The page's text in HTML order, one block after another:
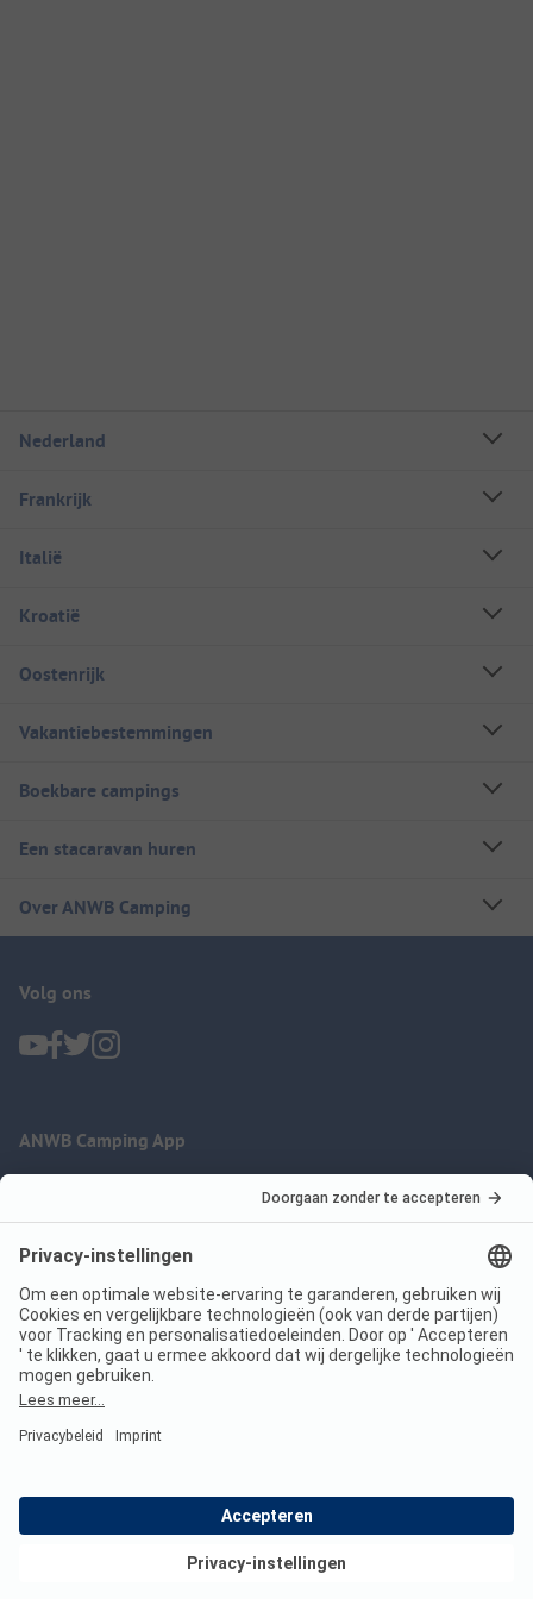
Nederland
Frankrijk
Italië
Kroatië
Oostenrijk
Vakantiebestemmingen
Boekbare campings
Een stacaravan huren
Over ANWB Camping
Volg ons
ANWB Camping App
Imprint
Jouw privacy
Voorwaarden
Wet digitale diensten